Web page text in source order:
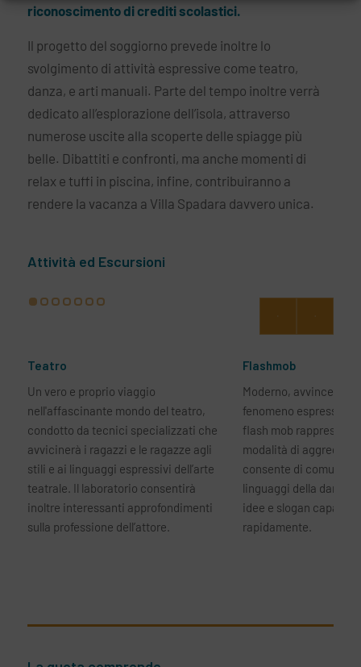
riconoscimento di crediti scolastici.
Il progetto del soggiorno prevede inoltre lo
svolgimento di attività espressive come teatro,
danza, e arti manuali. Parte del tempo inoltre verrà
dedicato all’esplorazione dell’isola, attraverso
numerose uscite alla scoperte delle spiagge più
belle. Dibattiti e confronti, ma anche momenti di
relax e tuffi in piscina, infine, contribuiranno a
rendere la vacanza a Villa Spadara davvero unica.
Attività ed Escursioni
Teatro
Un vero e proprio viaggio
nell'affascinante mondo del teatro,
condotto da tecnici specializzati che
avvicinerà i ragazzi e le ragazze agli
stili e ai linguaggi espressivi dell’arte
teatrale. Il laboratorio consentirà
inoltre interessanti approfondimenti
sulla professione dell’attore.
Flashmob
Moderno, avvincente
fenomeno espressivo
flash mob rappresenta
modalità di
consente di
linguaggi della danza
idee e slogan capaci
rapidamente.